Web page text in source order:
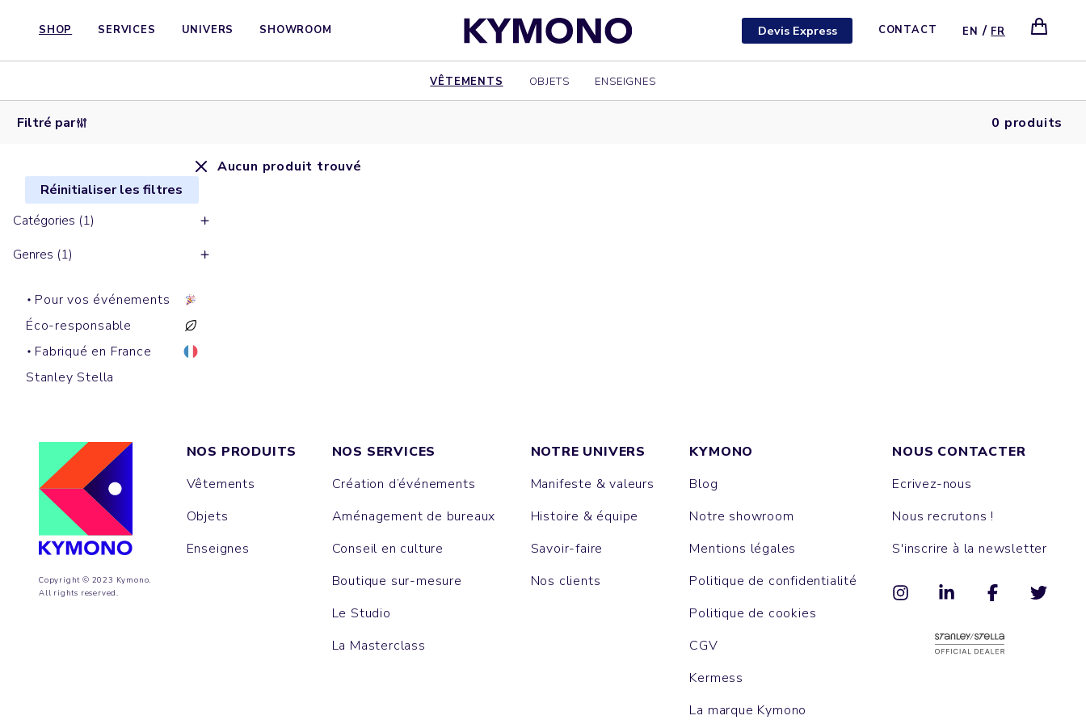
SHOP SERVICES UNIVERS SHOWROOM Devis Express CONTACT EN / FR
VÊTEMENTS OBJETS ENSEIGNES
Filtré par 0 produits
Réinitialiser les filtres
Catégories (1)
Genres (1)
Pour vos événements
Éco-responsable
Fabriqué en France
Stanley Stella
Aucun produit trouvé
Copyright © 2023 Kymono.
All rights reserved.
NOS PRODUITS
Vêtements
Objets
Enseignes
NOS SERVICES
Création d’événements
Aménagement de bureaux
Conseil en culture
Boutique sur-mesure
Le Studio
La Masterclass
NOTRE UNIVERS
Manifeste & valeurs
Histoire & équipe
Savoir-faire
Nos clients
KYMONO
Blog
Notre showroom
Mentions légales
Politique de confidentialité
Politique de cookies
CGV
Kermess
La marque Kymono
NOUS CONTACTER
Ecrivez-nous
Nous recrutons !
S'inscrire à la newsletter